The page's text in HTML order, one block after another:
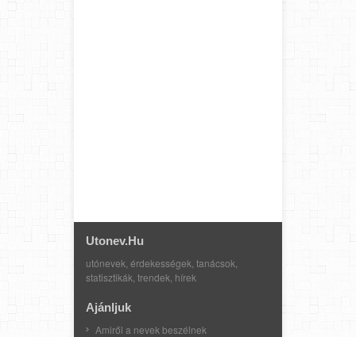
Utonev.hu
utónevek, érdekességek, tanácsok,
statisztikák, trendek, hírek
Ajánljuk
Amiről a nevek beszélnek